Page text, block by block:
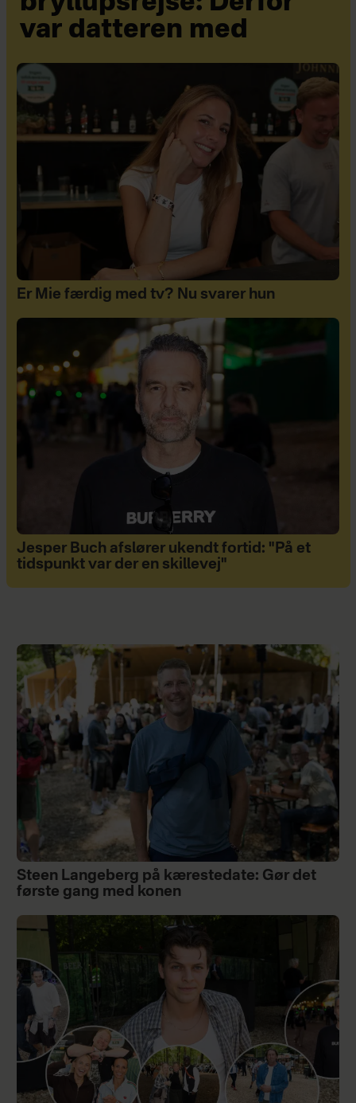
var datteren med
Er Mie færdig med tv? Nu svarer hun
Jesper Buch afslører ukendt fortid: "På et
tidspunkt var der en skillevej"
Steen Langeberg på kærestedate: Gør det
første gang med konen